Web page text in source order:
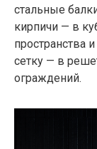
стальные
кирпичи — в
пространства
сетку — в
ограждений.